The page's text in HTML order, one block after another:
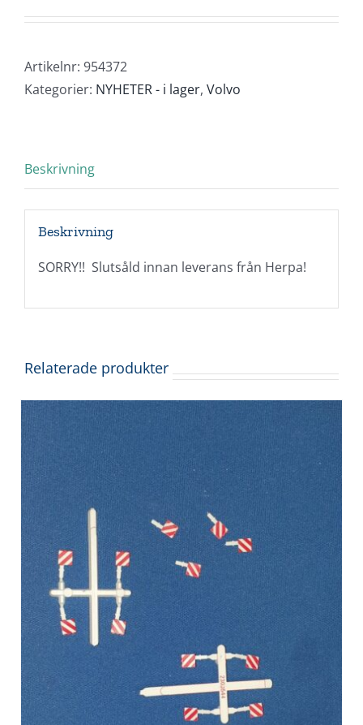
Artikelnr: 954372
Kategorier: NYHETER - i lager, Volvo
Beskrivning
Beskrivning
SORRY!! Slutsåld innan leverans från Herpa!
Relaterade produkter